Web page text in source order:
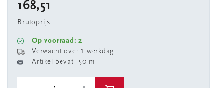
168,51
Brutoprijs
Op voorraad: 2
Verwacht over 1 werkdag
Artikel bevat 150 m